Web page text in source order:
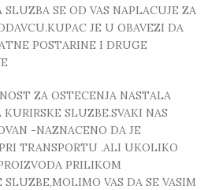
SE OD VAS NAPLACUJE ZA
JE U OBAVEZI DA
POSTARINE I DRUGE
ZA OSTECENJA NASTALA
SLUZBE.SVAKI NAS
-NAZNACENO DA JE
TRANSPORTU .ALI UKOLIKO
PRILIKOM
VAS DA SE VASIM